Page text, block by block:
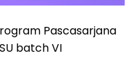
Pascasarjana
batch VI